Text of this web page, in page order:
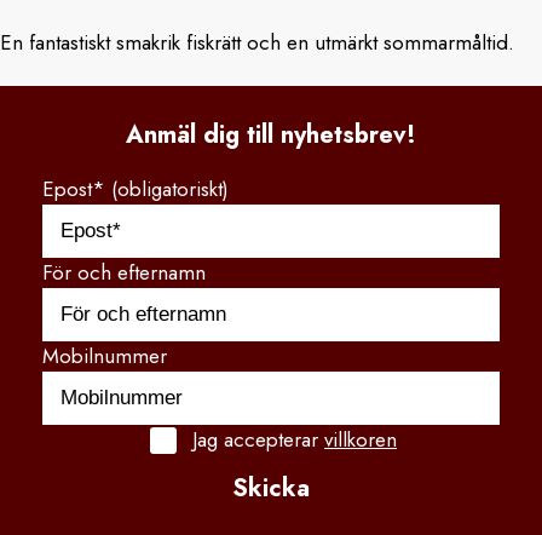
En fantastiskt smakrik fiskrätt och en utmärkt sommarmåltid.
Anmäl dig till nyhetsbrev!
Epost* (obligatoriskt)
För och efternamn
Mobilnummer
Jag accepterar villkoren
Skicka